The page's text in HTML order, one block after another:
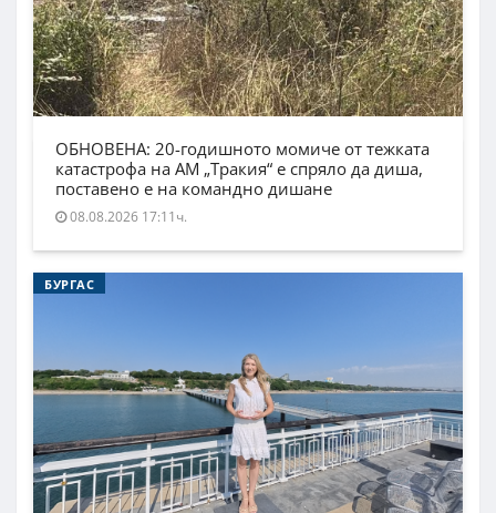
ОБНОВЕНА: 20-годишното момиче от тежката
катастрофа на АМ „Тракия“ е спряло да диша,
поставено е на командно дишане
08.08.2026 17:11ч.
БУРГАС